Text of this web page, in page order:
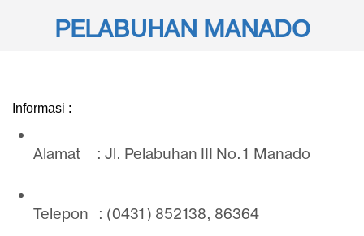
PELABUHAN MANADO
Informasi :
Alamat     : Jl. Pelabuhan III No.1 Manado
Telepon   : (0431) 852138, 86364